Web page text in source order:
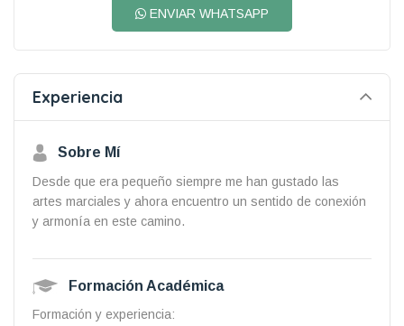
ENVIAR WHATSAPP
Experiencia
Sobre Mí
Desde que era pequeño siempre me han gustado las
artes marciales y ahora encuentro un sentido de conexión
y armonía en este camino.
Formación Académica
Formación y experiencia: